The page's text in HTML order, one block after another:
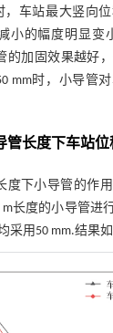
，车站最大竖向
小的幅度明显变
的加固效果越好
mm时，小导管
管长度下车站位
度下小导管的作
m长度的小导管进
采用50 mm.结果如